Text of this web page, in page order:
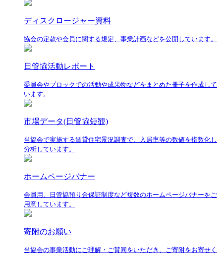
ディスクロージャー資料
協会の定款や会員に関する規定、事業計画などを公開しています。
日管協活動レポート
委員会やブロックでの活動や成果物などをまとめた冊子を作成して
います。
市場データ(日管協短観)
当協会で実施する賃貸住宅景況調査で、入居率等の数値を指数化し
分析しています。
ホームページバナー
会員用、日管協預り金保証制度など複数のホームページバナーをご
用意しています。
寄附のお願い
当協会の事業活動にご理解・ご賛同をいただき、ご寄附をお寄せく